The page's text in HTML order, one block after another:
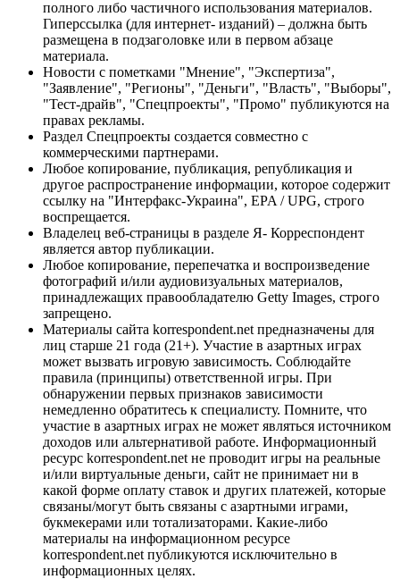
полного либо частичного использования материалов.
Гиперссылка (для интернет- изданий) – должна быть
размещена в подзаголовке или в первом абзаце
материала.
Новости с пометками "Мнение", "Экспертиза",
"Заявление", "Регионы", "Деньги", "Власть", "Выборы",
"Тест-драйв", "Спецпроекты", "Промо" публикуются на
правах рекламы.
Раздел Спецпроекты создается совместно с
коммерческими партнерами.
Любое копирование, публикация, републикация и
другое распространение информации, которое содержит
ссылку на "Интерфакс-Украина", EPA / UPG, строго
воспрещается.
Владелец веб-страницы в разделе Я- Корреспондент
является автор публикации.
Любое копирование, перепечатка и воспроизведение
фотографий и/или аудиовизуальных материалов,
принадлежащих правообладателю Getty Images, строго
запрещено.
Материалы сайта korrespondent.net предназначены для
лиц старше 21 года (21+). Участие в азартных играх
может вызвать игровую зависимость. Соблюдайте
правила (принципы) ответственной игры. При
обнаружении первых признаков зависимости
немедленно обратитесь к специалисту. Помните, что
участие в азартных играх не может являться источником
доходов или альтернативой работе. Информационный
ресурс korrespondent.net не проводит игры на реальные
и/или виртуальные деньги, сайт не принимает ни в
какой форме оплату ставок и других платежей, которые
связаны/могут быть связаны с азартными играми,
букмекерами или тотализаторами. Какие-либо
материалы на информационном ресурсе
korrespondent.net публикуются исключительно в
информационных целях.